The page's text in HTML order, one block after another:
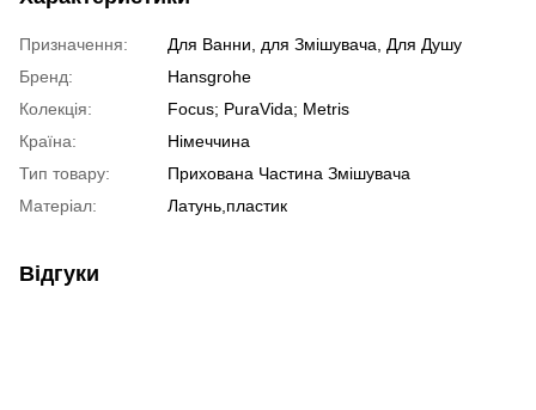
Призначення:
Для Ванни, для Змішувача, Для Душу
Бренд:
Hansgrohe
Колекція:
Focus; PuraVida; Metris
Країна:
Німеччина
Тип товару:
Прихована Частина Змішувача
Матеріал:
Латунь,пластик
Відгуки